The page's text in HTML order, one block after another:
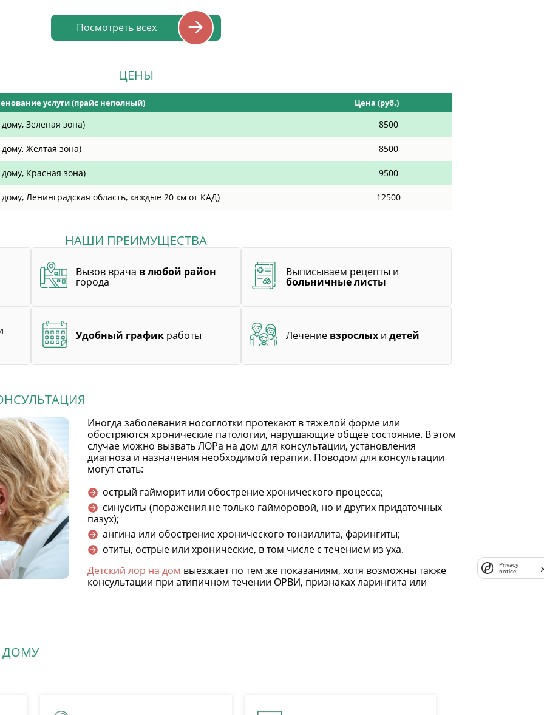
Посмотреть всех
ЦЕНЫ
услуги (прайс неполный) Цена (руб.)
Зеленая зона) 8500
Желтая зона) 8500
Красная зона) 9500
Ленинградская область, каждые 20 км от КАД) 12500
НАШИ ПРЕИМУЩЕСТВА
Вызов врача в любой район
города
Выписываем рецепты и
больничные листы
Удобный графикработы Лечение взрослых идетей
Иногда заболевания носоглотки протекают в тяжелой форме или
обостряются хронические патологии, нарушающие общее состояние. В этом
случае можно вызвать ЛОРа на дом для консультации, установления
диагноза и назначения необходимой терапии. Поводом для консультации
могут стать:
острый гайморит или обострение хронического процесса;
синуситы (поражения не только гайморовой, но и других придаточных
пазух);
ангина или обострение хронического тонзиллита, фарингиты;
отиты, острые или хронические, в том числе с течением из уха.
Детский лор на дом выезжает по тем же показаниям, хотя возможны также
консультации при атипичном течении ОРВИ, признаках ларингита или
ДОМУ
Privacy
notice